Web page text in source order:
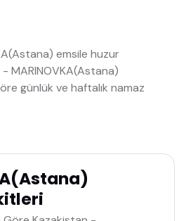
emsile huzur
MARINOVKA(Astana)
günlük ve haftalık namaz